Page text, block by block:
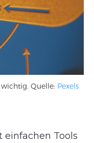
Quelle: Pexels
Tools